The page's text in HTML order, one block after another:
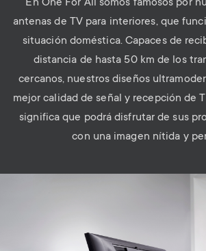
En One For All somos famosos por
antenas de TV para interiores, que
situación doméstica. Capaces de
distancia de hasta 50 km de los
cercanos, nuestros diseños
mejor calidad de señal y recepción de
significa que podrá disfrutar de sus
con una imagen nítida y